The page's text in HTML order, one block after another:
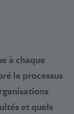
à chaque
le processus
et quels